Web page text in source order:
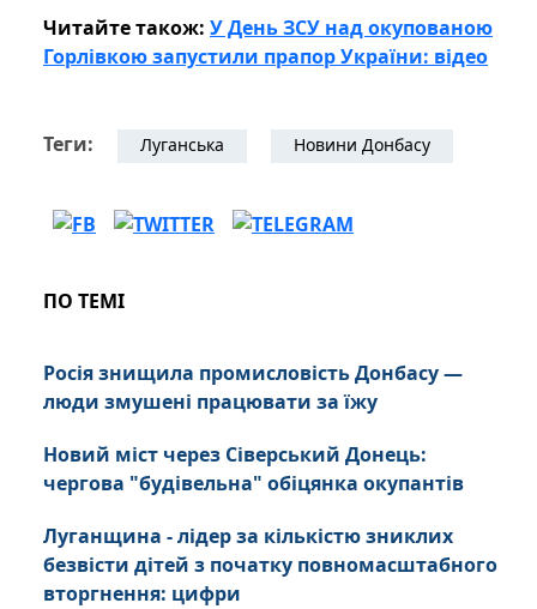
Читайте також: У День ЗСУ над окупованою
Горлівкою запустили прапор України: відео
Теги: Луганська Новини Донбасу
ПО ТЕМІ
Росія знищила промисловість Донбасу —
люди змушені працювати за їжу
Новий міст через Сіверський Донець:
чергова "будівельна" обіцянка окупантів
Луганщина - лідер за кількістю зниклих
безвісти дітей з початку повномасштабного
вторгнення: цифри